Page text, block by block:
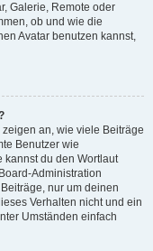
Galerie, Remote oder
ob und wie die
Avatar benutzen kannst,
an, wie viele Beiträge
Benutzer wie
kannst du den Wortlaut
Administration
nur um deinen
Verhalten nicht und ein
Umständen einfach